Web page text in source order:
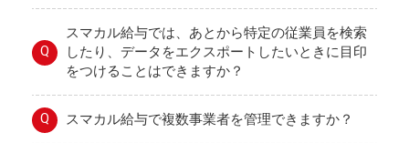
Q
スマカル給与では、あとから特定の従業員を検索
したり、データをエクスポートしたいときに目印
をつけることはできますか？
Q スマカル給与で複数事業者を管理できますか？